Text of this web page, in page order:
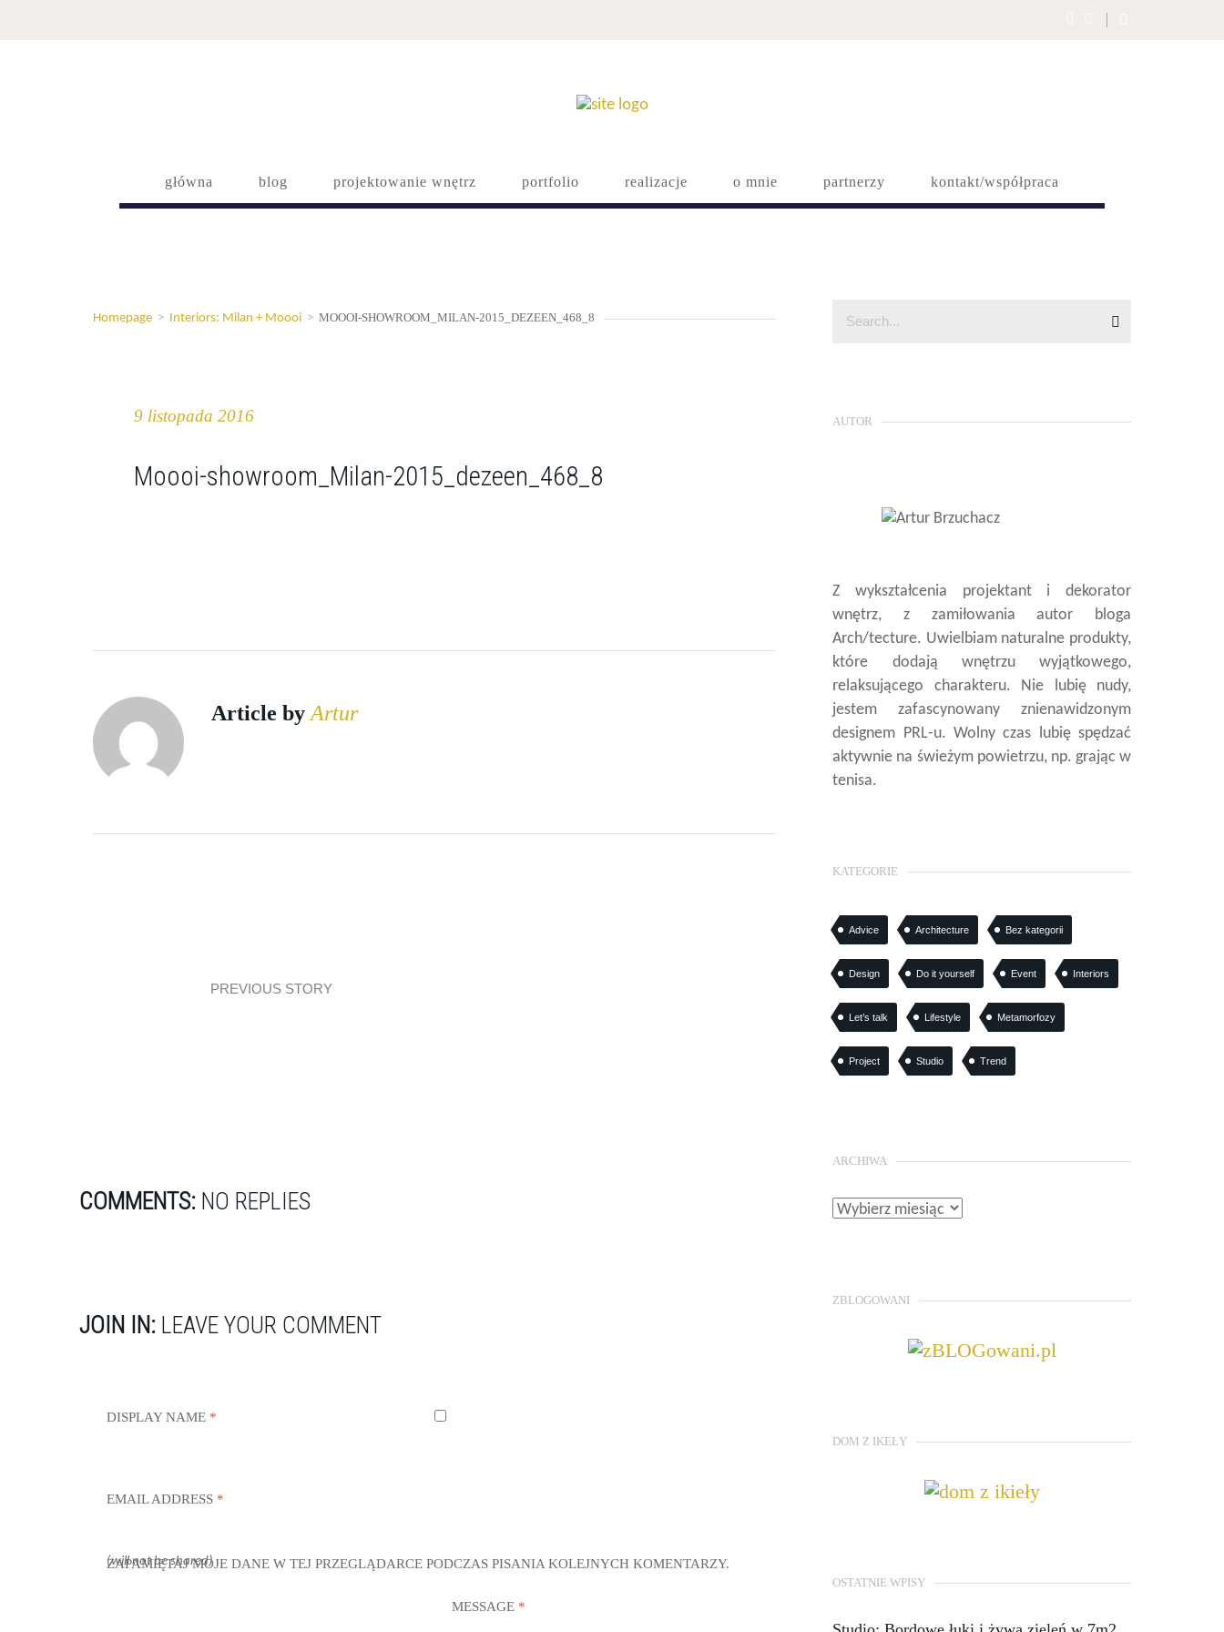
główna blog projektowanie wnętrz portfolio realizacje o mnie partnerzy kontakt/współpraca
Homepage > Interiors: Milan + Moooi > MOOOI-SHOWROOM_MILAN-2015_DEZEEN_468_8
9 listopada 2016
Moooi-showroom_Milan-2015_dezeen_468_8
Article by Artur
PREVIOUS STORY
COMMENTS: NO REPLIES
JOIN IN: LEAVE YOUR COMMENT
DISPLAY NAME *
EMAIL ADDRESS *
(will not be shared)
ZAPAMIĘTAJ MOJE DANE W TEJ PRZEGLĄDARCE PODCZAS PISANIA KOLEJNYCH KOMENTARZY.
MESSAGE *
AUTOR
Z wykształcenia projektant i dekorator
wnętrz, z zamiłowania autor bloga
Arch/tecture. Uwielbiam naturalne produkty,
które dodają wnętrzu wyjątkowego,
relaksującego charakteru. Nie lubię nudy,
jestem zafascynowany znienawidzonym
designem PRL-u. Wolny czas lubię spędzać
aktywnie na świeżym powietrzu, np. grając w
tenisa.
KATEGORIE
Advice Architecture Bez kategorii
Design Do it yourself Event Interiors
Let’s talk Lifestyle Metamorfozy
Project Studio Trend
ARCHIWA
ZBLOGOWANI
DOM Z IKEŁY
OSTATNIE WPISY